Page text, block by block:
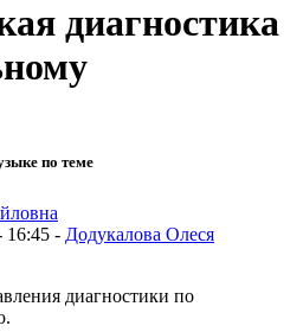
диагностика
по теме
16:45 - Додукалова Олеся
диагностики по